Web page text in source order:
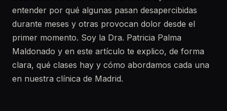
entender por qué algunas pasan desapercibidas
durante meses y otras provocan dolor desde el
primer momento. Soy la Dra. Patricia Palma
Maldonado y en este artículo te explico, de forma
clara, qué clases hay y cómo abordamos cada una
en nuestra clínica de Madrid.